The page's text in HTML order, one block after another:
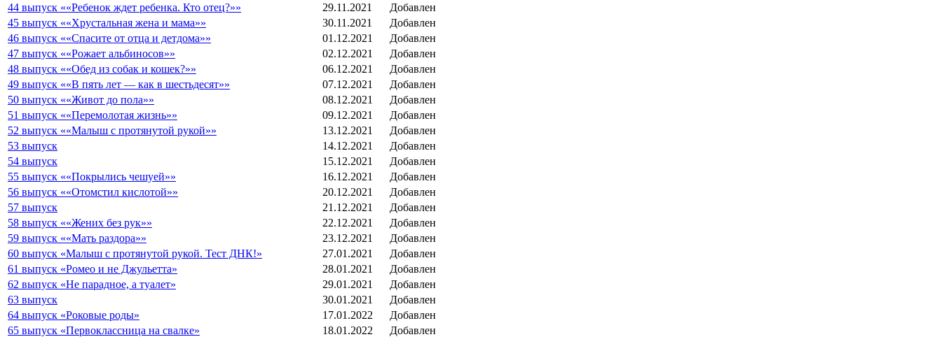
44 выпуск ««Ребенок ждет ребенка. Кто отец?»»
29.11.2021
Добавлен
45 выпуск ««Хрустальная жена и мама»»
30.11.2021
Добавлен
46 выпуск ««Спасите от отца и детдома»»
01.12.2021
Добавлен
47 выпуск ««Рожает альбиносов»»
02.12.2021
Добавлен
48 выпуск ««Обед из собак и кошек?»»
06.12.2021
Добавлен
49 выпуск ««В пять лет — как в шестьдесят»»
07.12.2021
Добавлен
50 выпуск ««Живот до пола»»
08.12.2021
Добавлен
51 выпуск ««Перемолотая жизнь»»
09.12.2021
Добавлен
52 выпуск ««Малыш с протянутой рукой»»
13.12.2021
Добавлен
53 выпуск
14.12.2021
Добавлен
54 выпуск
15.12.2021
Добавлен
55 выпуск ««Покрылись чешуей»»
16.12.2021
Добавлен
56 выпуск ««Отомстил кислотой»»
20.12.2021
Добавлен
57 выпуск
21.12.2021
Добавлен
58 выпуск ««Жених без рук»»
22.12.2021
Добавлен
59 выпуск ««Мать раздора»»
23.12.2021
Добавлен
60 выпуск «Малыш с протянутой рукой. Тест ДНК!»
27.01.2021
Добавлен
61 выпуск «Ромео и не Джульетта»
28.01.2021
Добавлен
62 выпуск «Не парадное, а туалет»
29.01.2021
Добавлен
63 выпуск
30.01.2021
Добавлен
64 выпуск «Роковые роды»
17.01.2022
Добавлен
65 выпуск «Первоклассница на свалке»
18.01.2022
Добавлен